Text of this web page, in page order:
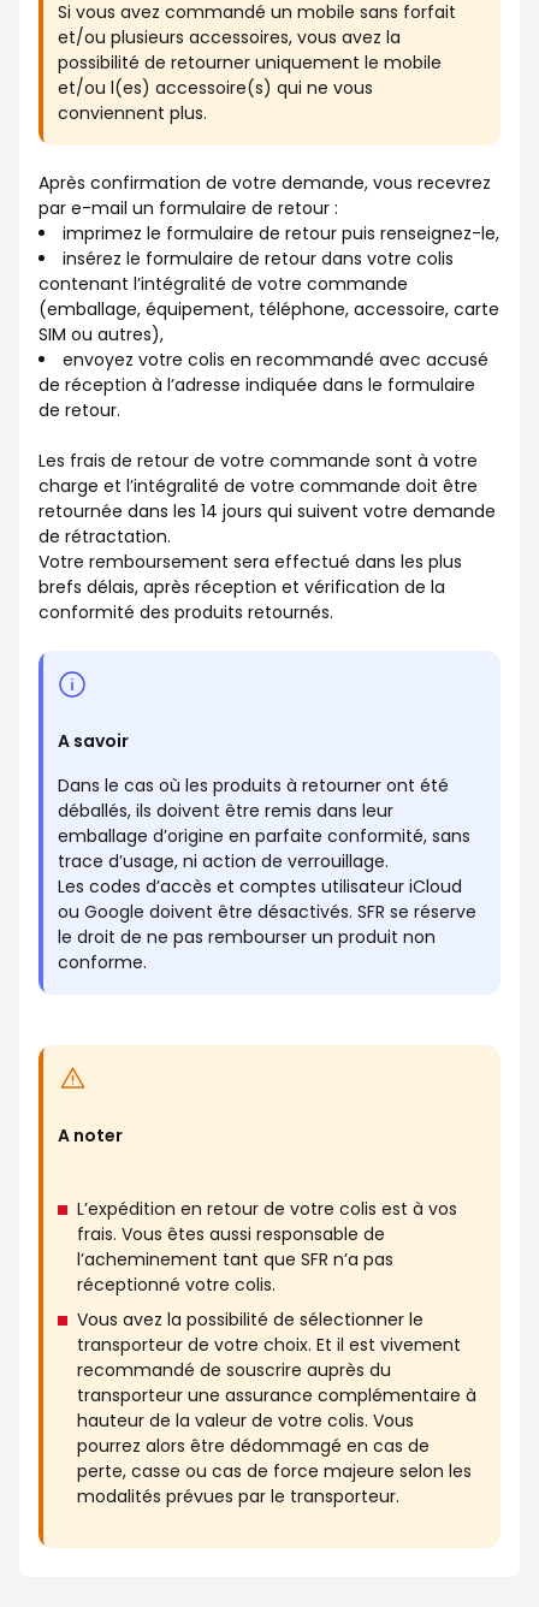
Si vous avez commandé un mobile sans forfait
et/ou plusieurs accessoires, vous avez la
possibilité de retourner uniquement le mobile
et/ou l(es) accessoire(s) qui ne vous
conviennent plus.
Après confirmation de votre demande, vous recevrez
par e-mail un formulaire de retour :
imprimez le formulaire de retour puis renseignez-le,
insérez le formulaire de retour dans votre colis
contenant l’intégralité de votre commande
(emballage, équipement, téléphone, accessoire, carte
SIM ou autres),
envoyez votre colis en recommandé avec accusé
de réception à l’adresse indiquée dans le formulaire
de retour.
Les frais de retour de votre commande sont à votre
charge et l’intégralité de votre commande doit être
retournée dans les 14 jours qui suivent votre demande
de rétractation.
Votre remboursement sera effectué dans les plus
brefs délais, après réception et vérification de la
conformité des produits retournés.
A savoir
Dans le cas où les produits à retourner ont été
déballés, ils doivent être remis dans leur
emballage d’origine en parfaite conformité, sans
trace d’usage, ni action de verrouillage.
Les codes d’accès et comptes utilisateur iCloud
ou Google doivent être désactivés. SFR se réserve
le droit de ne pas rembourser un produit non
conforme.
A noter
L’expédition en retour de votre colis est à vos
frais. Vous êtes aussi responsable de
l’acheminement tant que SFR n’a pas
réceptionné votre colis.
Vous avez la possibilité de sélectionner le
transporteur de votre choix. Et il est vivement
recommandé de souscrire auprès du
transporteur une assurance complémentaire à
hauteur de la valeur de votre colis. Vous
pourrez alors être dédommagé en cas de
perte, casse ou cas de force majeure selon les
modalités prévues par le transporteur.